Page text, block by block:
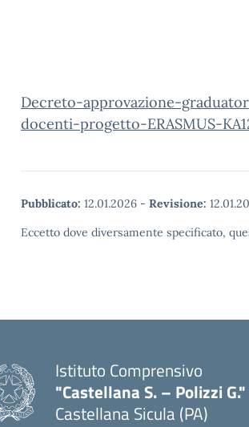
Decreto-approvazione-
docenti-progetto-ERASMUS-
Pubblicato: 12.01.2026 - Revisione:
Eccetto dove diversamente specificato,
Istituto Comprensivo
"Castellana S. – Polizzi G."
Castellana Sicula (PA)